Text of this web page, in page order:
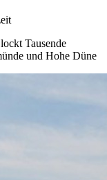
Tausende
und Hohe Düne